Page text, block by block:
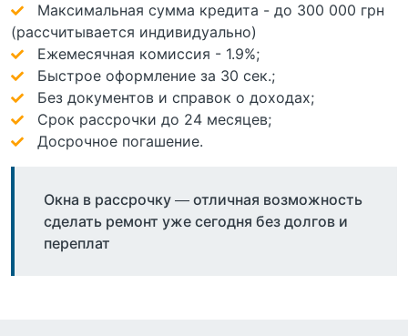
Максимальная сумма кредита - до 300 000 грн
(рассчитывается индивидуально)
Ежемесячная комиссия - 1.9%;
Быстрое оформление за 30 сек.;
Без документов и справок о доходах;
Срок рассрочки до 24 месяцев;
Досрочное погашение.
Окна в рассрочку — отличная возможность
сделать ремонт уже сегодня без долгов и
переплат